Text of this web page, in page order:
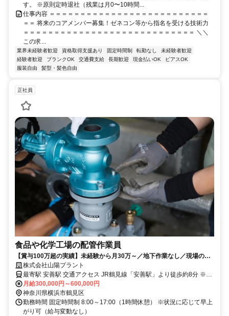
す。 ※原則定時退社（残業は月0〜10時間...
仕事内容 ＝＝＝＝＝＝＝＝＝＝＝＝＝＝＝＝＝＝＝＝＝＝＝＝＝＝
＝＝ 将来のコアメンバー募集！ゼネコン等から指名を受ける技術力
＝＝＝＝＝＝＝＝＝＝＝＝＝＝＝＝＝＝＝＝＝＝＝＝＝＝＝＝ ＼＼
この求...
業界未経験者歓迎 資格取得支援あり 固定時間制 転勤なし
未経験者歓迎
経験者歓迎
ブランクOK 交通費支給 長期歓迎 現金払いOK
ピアスOK
服装自由
髪型・髪色自由
正社員
食品や化学工場の配管作業員
【賞与100万超の実績】未経験から月30万～／地下作業なし／現場のほ
ぼ9割が関東／基本土日祝休み
株式会社山陽プラント
最寄駅 安善駅 交通アクセス JR鶴見線「安善駅」より徒歩約8分 ※上
記は本社へのアクセス ※現場は8～9割が関東 ※そのほかは全国各地
月給300,000円～600,000円
神奈川県横浜市鶴見区
勤務時間 固定時間制 8:00～17:00（1時間休憩） ※状況に応じて早上
がり可（給与変動なし）